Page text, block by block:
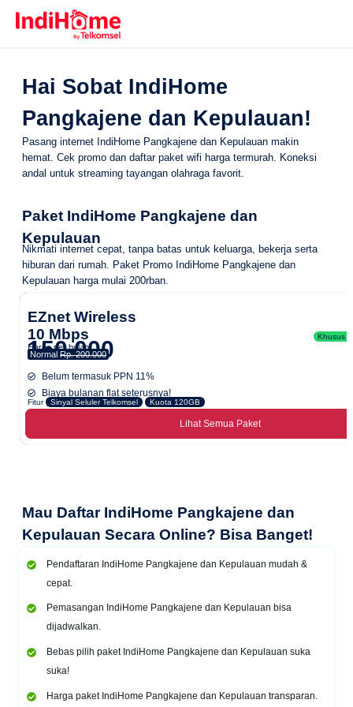
Hai Sobat IndiHome
Pangkajene dan Kepulauan!
Pasang internet IndiHome Pangkajene dan Kepulauan makin
hemat. Cek promo dan daftar paket wifi harga termurah. Koneksi
andal untuk streaming tayangan olahraga favorit.
Paket IndiHome Pangkajene dan
Kepulauan
Nikmati internet cepat, tanpa batas untuk keluarga, bekerja serta
hiburan dari rumah. Paket Promo IndiHome Pangkajene dan
Kepulauan harga mulai 200rban.
EZnet Wireless
10 Mbps
Harga per bulan
150.000
Normal Rp. 200.000
Khusus
Belum termasuk PPN 11%
Biaya bulanan flat seterusnya!
Fitur Sinyal Seluler Telkomsel Kuota 120GB
Lihat Semua Paket
Mau Daftar IndiHome Pangkajene dan
Kepulauan Secara Online? Bisa Banget!
Pendaftaran IndiHome Pangkajene dan Kepulauan mudah &
cepat.
Pemasangan IndiHome Pangkajene dan Kepulauan bisa
dijadwalkan.
Bebas pilih paket IndiHome Pangkajene dan Kepulauan suka
suka!
Harga paket IndiHome Pangkajene dan Kepulauan transparan.